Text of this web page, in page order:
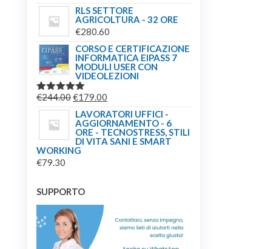
RLS SETTORE
AGRICOLTURA - 32 ORE
€280.60
CORSO E CERTIFICAZIONE
INFORMATICA EIPASS 7
MODULI USER CON
VIDEOLEZIONI
VALUTATO
5.00SU 5
€244.00IL
PREZZO
ORIGINALE
ERA:
€244.00.
€179.00
PREZZO
ATTUALE
È:
LAVORATORI UFFICI -
AGGIORNAMENTO - 6
ORE - TECNOSTRESS, STILI
DI VITA SANI E SMART
WORKING
€79.30
SUPPORTO